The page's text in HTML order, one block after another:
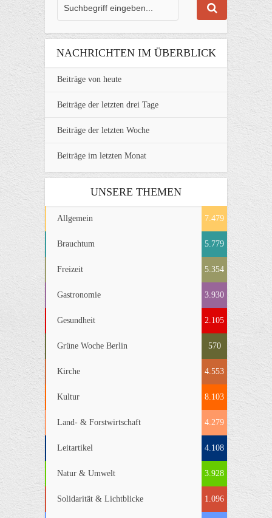
NACHRICHTEN IM ÜBERBLICK
Beiträge von heute
Beiträge der letzten drei Tage
Beiträge der letzten Woche
Beiträge im letzten Monat
UNSERE THEMEN
Allgemein 7.479
Brauchtum 5.779
Freizeit 5.354
Gastronomie 3.930
Gesundheit 2.105
Grüne Woche Berlin 570
Kirche 4.553
Kultur 8.103
Land- & Forstwirtschaft 4.279
Leitartikel 4.108
Natur & Umwelt 3.928
Solidarität & Lichtblicke 1.096